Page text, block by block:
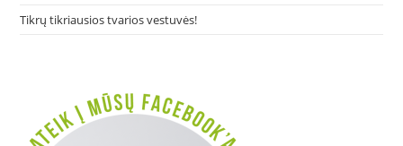
Tikrų tikriausios tvarios vestuvės!